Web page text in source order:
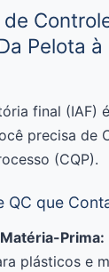
Pelota à
final (IAF)
precisa de
(CQP).
QC que
Prima:
plásticos e